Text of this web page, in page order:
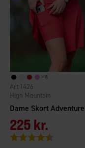
+4
Dame Skort Adventure
High Mountain
1426
225 kr.
Vurdering: